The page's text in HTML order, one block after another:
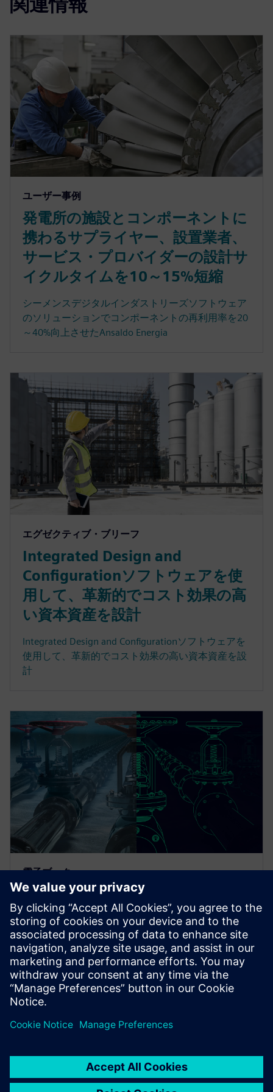
ユーザー事例
発電所の施設とコンポーネントに
携わるサプライヤー、設置業者、
サービス・プロバイダーの設計サ
イクルタイムを10～15%短縮
シーメンスデジタルインダストリーズソフトウェア
のソリューションでコンポーネントの再利用率を20
～40%向上させたAnsaldo Energia
エグゼクティブ・ブリーフ
Integrated Design and
Configurationソフトウェアを使
用して、革新的でコスト効果の高
い資本資産を設計
Integrated Design and Configurationソフトウェアを
使用して、革新的でコスト効果の高い資本資産を設
計
電子ブック
建設の自動化: カスタム設計を迅
速にエンジニアリング
次世代の建設がここにあります。 コストを正確に予
測しながら資本・資産設計を最適化するのに建設の
自動化がどのように役立つのかを確認ください。高
度な設計自動化の電子ブックを今すぐダウンロード
してご覧ください。